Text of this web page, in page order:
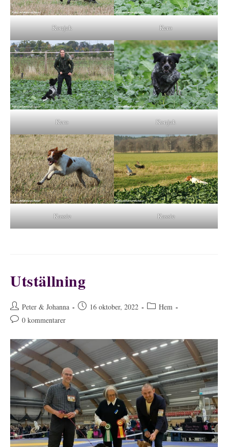
Konjak Kero
Kero Konjak
Kassie Kassie
Utställning
Inläggsförfattare:
Peter & Johanna
Inlägget16 oktober, 2022 Inläggskategori:
Hem
Kommentarer
inlägget:
0 kommentarer